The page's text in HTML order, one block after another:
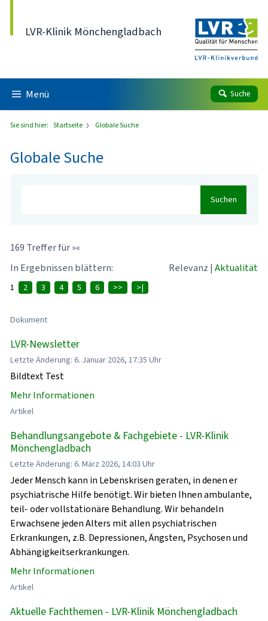
LVR-Klinik Mönchengladbach
Menü Suche
Sie sind hier: Startseite Globale Suche
Globale Suche
Suchen
169 Treffer für »«
In Ergebnissen blättern:
Relevanz | Aktualität
1 2 3 4 5 6 >> >|
Dokument
LVR-Newsletter
Letzte Änderung: 6. Januar 2026, 17:35 Uhr
Bildtext Test
Mehr Informationen
Artikel
Behandlungsangebote & Fachgebiete - LVR-Klinik
Mönchengladbach
Letzte Änderung: 6. März 2026, 14:03 Uhr
Jeder Mensch kann in Lebenskrisen geraten, in denen er
psychiatrische Hilfe benötigt. Wir bieten Ihnen ambulante,
teil- oder vollstationäre Behandlung. Wir behandeln
Erwachsene jeden Alters mit allen psychiatrischen
Erkrankungen, z.B. Depressionen, Ängsten, Psychosen und
Abhängigkeitserkrankungen.
Mehr Informationen
Artikel
Aktuelle Fachthemen - LVR-Klinik Mönchengladbach